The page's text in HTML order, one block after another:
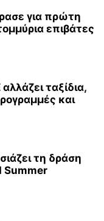
για πρώτη
επιβάτες
ταξίδια,
και
τη δράση
Summer